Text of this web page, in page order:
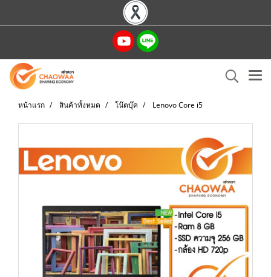
หน้าแรก สินค้าทั้งหมด โน๊ตบุ๊ค Lenovo Core i5